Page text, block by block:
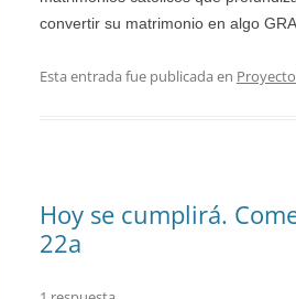
convertir su matrimonio en algo
Esta entrada fue publicada en
Hoy se cumplirá.
22a